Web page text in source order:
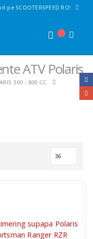
pe SCOOTERSPEED.RO!
ATV Polaris
300 - 800 CC